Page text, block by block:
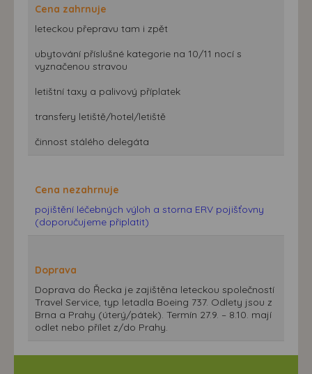
Cena zahrnuje
leteckou přepravu tam i zpět
ubytování příslušné kategorie na 10/11 nocí s
vyznačenou stravou
letištní taxy a palivový příplatek
transfery letiště/hotel/letiště
činnost stálého delegáta
Cena nezahrnuje
pojištění léčebných výloh a storna ERV pojišťovny
(doporučujeme připlatit)
Doprava
Doprava do Řecka je zajištěna leteckou společností
Travel Service, typ letadla Boeing 737. Odlety jsou z
Brna a Prahy (úterý/pátek). Termín 27.9. – 8.10. mají
odlet nebo přílet z/do Prahy.